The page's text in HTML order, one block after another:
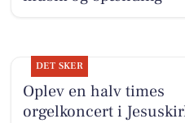
DET SKER
Oplev en halv times
orgelkoncert i